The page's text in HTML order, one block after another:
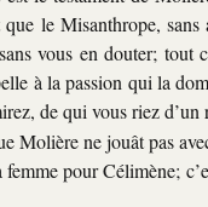
le Misanthrope, sans
vous en douter; tout
à la passion qui la
de qui vous riez
Molière ne jouât pas
pour Célimène;